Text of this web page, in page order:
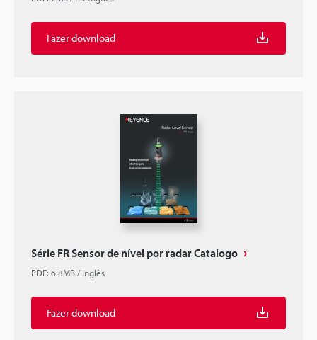
Fazer download
Série FR Sensor de nível por radar Catalogo
PDF: 6.8MB/Inglês
Fazer download